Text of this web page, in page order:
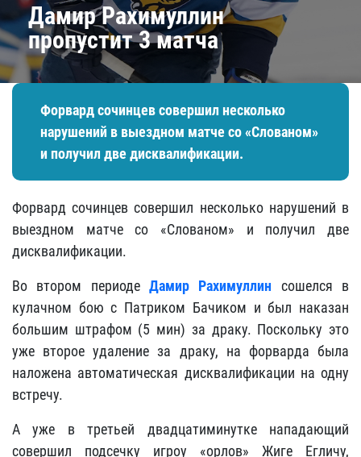
Дамир Рахимуллин
пропустит 3 матча
Форвард сочинцев совершил несколько
нарушений в выездном матче со «Слованом»
и получил две дисквалификации.
Форвард сочинцев совершил несколько нарушений в
выездном матче со «Слованом» и получил две
дисквалификации.
Во втором периоде Дамир Рахимуллин сошелся в
кулачном бою с Патриком Бачиком и был наказан
большим штрафом (5 мин) за драку. Поскольку это
уже второе удаление за драку, на форварда была
наложена автоматическая дисквалификации на одну
встречу.
А уже в третьей двадцатиминутке нападающий
совершил подсечку игроу «орлов» Жиге Егличу,